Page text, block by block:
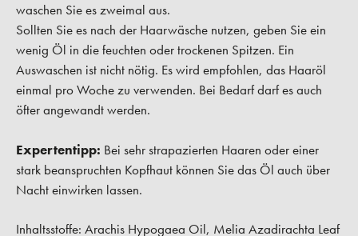
waschen Sie es zweimal aus.
Sollten Sie es nach der Haarwäsche nutzen, geben Sie ein
wenig Öl in die feuchten oder trockenen Spitzen. Ein
Auswaschen ist nicht nötig. Es wird empfohlen, das Haaröl
einmal pro Woche zu verwenden. Bei Bedarf darf es auch
öfter angewandt werden.
Expertentipp: Bei sehr strapazierten Haaren oder einer
stark beanspruchten Kopfhaut können Sie das Öl auch über
Nacht einwirken lassen.
Inhaltsstoffe: Arachis Hypogaea Oil, Melia Azadirachta Leaf